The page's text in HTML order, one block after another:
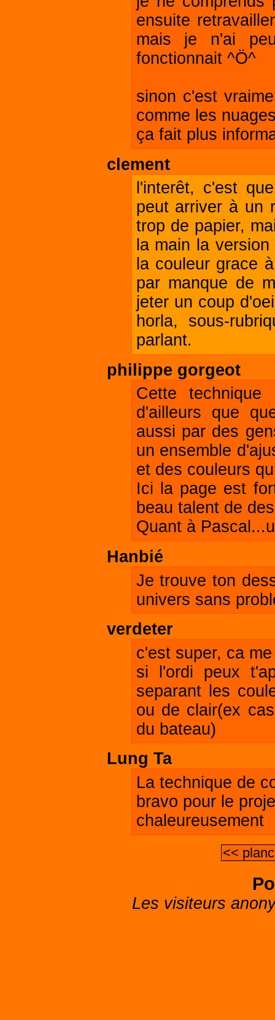
ensuite
mais je n'ai
fonctionnait ^Ö^
sinon c'est
comme les
ça fait plus
clement
l'interêt, c'est
peut arriver à un
trop de papier,
la main la
la couleur grace
par manque de
jeter un coup
horla, sous-
parlant.
philippe gorgeot
Cette
d'ailleurs que
aussi par des
un ensemble
et des couleurs
Ici la page est
beau talent de
Quant à
Hanbié
Je trouve ton
univers sans
verdeter
c'est super, ca
si l'ordi peux
separant les
ou de clair(ex
du bateau)
Lung Ta
La technique de
bravo pour le
chaleureusement
<<
Les visiteurs